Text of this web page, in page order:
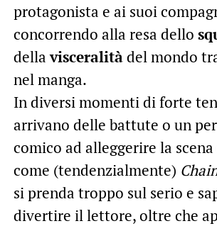
protagonista e ai suoi
concorrendo alla resa dello
dellavisceralitàdel mondo
nel manga.
In diversi momenti di forte
arrivano delle battute o un
comico ad alleggerire la
come (tendenzialmente)
si prenda troppo sul serio e
divertire il lettore, oltre che